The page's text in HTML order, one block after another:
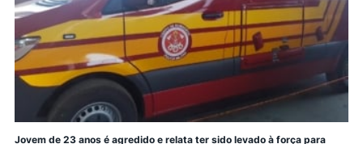
Jovem de 23 anos é agredido e relata ter sido levado à força para